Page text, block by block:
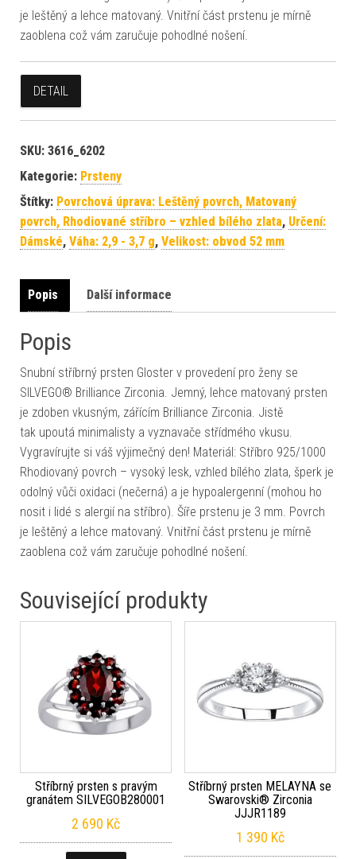
je leštěný a lehce matovaný. Vnitřní část prstenu je mírně
zaoblena což vám zaručuje pohodlné nošení.
DETAIL
SKU: 3616_6202
Kategorie: Prsteny
Štítky: Povrchová úprava: Leštěný povrch, Matovaný
povrch, Rhodiované stříbro – vzhled bílého zlata, Určení:
Dámské, Váha: 2,9 - 3,7 g, Velikost: obvod 52 mm
Popis Další informace
Popis
Snubní stříbrný prsten Gloster v provedení pro ženy se
SILVEGO® Brilliance Zirconia. Jemný, lehce matovaný prsten
je zdoben vkusným, zářícím Brilliance Zirconia. Jistě
tak upoutá minimalisty a vyznavače střídmého vkusu.
Vygravírujte si váš výjimečný den! Materiál: Stříbro 925/1000
Rhodiovaný povrch – vysoký lesk, vzhled bílého zlata, šperk je
odolný vůči oxidaci (nečerná) a je hypoalergenní (mohou ho
nosit i lidé s alergií na stříbro). Šíře prstenu je 3 mm. Povrch
je leštěný a lehce matovaný. Vnitřní část prstenu je mírně
zaoblena což vám zaručuje pohodlné nošení.
Související produkty
Stříbrný prsten s pravým
granátem SILVEGOB280001
2 690 Kč
Stříbrný prsten MELAYNA se
Swarovski® Zirconia
JJJR1189
1 390 Kč